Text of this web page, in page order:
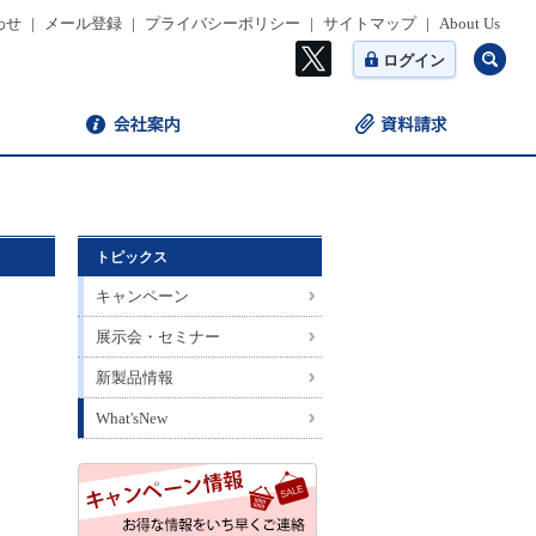
せ | メール登録 | プライバシーポリシー | サイトマップ | About Us
ログイン
トピックス
キャンペーン
展示会・セミナー
新製品情報
What'sNew